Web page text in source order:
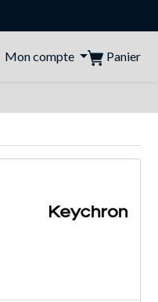
Mon compte Panier